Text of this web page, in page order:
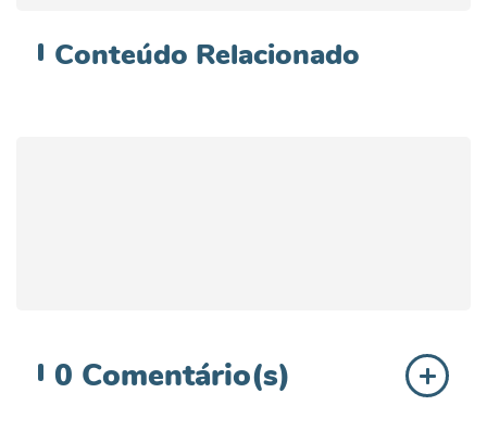
Conteúdo Relacionado
0 Comentário(s)